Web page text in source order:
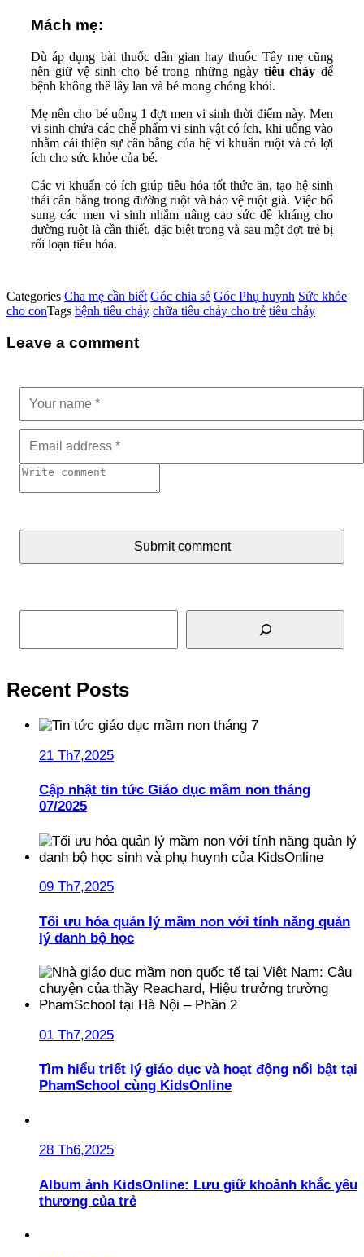
Mách mẹ:
Dù áp dụng bài thuốc dân gian hay thuốc Tây mẹ cũng
nên giữ vệ sinh cho bé trong những ngày tiêu chảy để
bệnh không thể lây lan và bé mong chóng khỏi.
Mẹ nên cho bé uống 1 đợt men vi sinh thời điểm này. Men
vi sinh chứa các chế phẩm vi sinh vật có ích, khi uống vào
nhằm cải thiện sự cân bằng của hệ vi khuẩn ruột và có lợi
ích cho sức khỏe của bé.
Các vi khuẩn có ích giúp tiêu hóa tốt thức ăn, tạo hệ sinh
thái cân bằng trong đường ruột và bảo vệ ruột già. Việc bổ
sung các men vi sinh nhằm nâng cao sức đề kháng cho
đường ruột là cần thiết, đặc biệt trong và sau một đợt trẻ bị
rối loạn tiêu hóa.
Categories Cha mẹ cần biết Góc chia sẻ Góc Phụ huynh Sức khỏe
cho conTags bệnh tiêu chảy chữa tiêu chảy cho trẻ tiêu chảy
Leave a comment
Submit comment
Tìm kiếm
Recent Posts
21 Th7,2025
Cập nhật tin tức Giáo dục mầm non tháng
07/2025
09 Th7,2025
Tối ưu hóa quản lý mầm non với tính năng quản
lý danh bộ học
01 Th7,2025
Tìm hiểu triết lý giáo dục và hoạt động nổi bật tại
PhamSchool cùng KidsOnline
28 Th6,2025
Album ảnh KidsOnline: Lưu giữ khoảnh khắc yêu
thương của trẻ